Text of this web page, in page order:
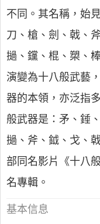
不同。其名稱，始
刀、槍、劍、戟、
撾、钂、棍、槊、
演變為十八般武藝
器的本領，亦泛指
般武器是：矛、錘
撾、斧、鉞、戈、
部同名影片《十八
名專輯。
基本信息